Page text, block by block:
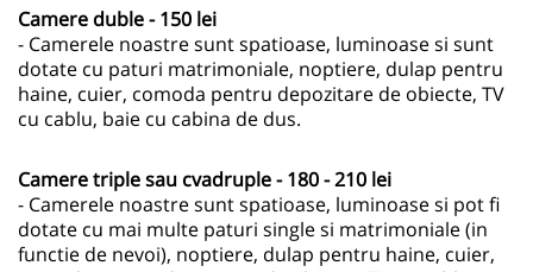
Camere duble - 150 lei
- Camerele noastre sunt spatioase, luminoase si sunt
dotate cu paturi matrimoniale, noptiere, dulap pentru
haine, cuier, comoda pentru depozitare de obiecte, TV
cu cablu, baie cu cabina de dus.
Camere triple sau cvadruple - 180 - 210 lei
- Camerele noastre sunt spatioase, luminoase si pot fi
dotate cu mai multe paturi single si matrimoniale (in
functie de nevoi), noptiere, dulap pentru haine, cuier,